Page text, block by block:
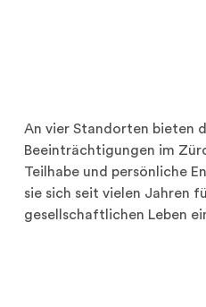
An vier Standorten bieten
Beeinträchtigungen im
Teilhabe und persönliche
sie sich seit vielen Jahren
gesellschaftlichen Leben